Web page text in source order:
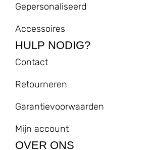
Gepersonaliseerd
Accessoires
HULP NODIG?
Contact
Retourneren
Garantievoorwaarden
Mijn account
OVER ONS